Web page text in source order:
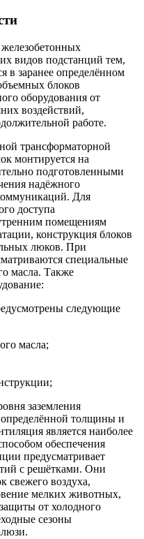
видов подстанций тем,
в заранее определённом
блоков
оборудования от
воздействий,
работе.
трансформаторной
монтируется на
подготовленными
надёжного
Для
доступа
помещениям
конструкция блоков
люков. При
специальные
масла. Также
следующие
масла;
заземления
толщины и
является наиболее
обеспечения
предусматривает
с решётками. Они
свежего воздуха,
мелких животных,
от холодного
сезоны